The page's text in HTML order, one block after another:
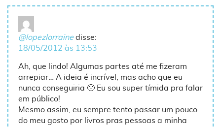
@lopezlorraine disse:
18/05/2012 às 13:53
Ah, que lindo! Algumas partes até me fizeram
arrepiar… A ideia é incrível, mas acho que eu
nunca conseguiria 🙁 Eu sou super tímida pra falar
em público!
Mesmo assim, eu sempre tento passar um pouco
do meu gosto por livros pras pessoas a minha